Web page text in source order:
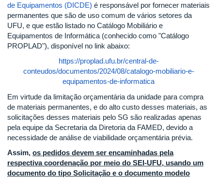
de Equipamentos (DICDE) é responsável por fornecer materiais
permanentes que são de uso comum de vários setores da
UFU, e que estão listado no Catálogo Mobiliário e
Equipamentos de Informática (conhecido como "Catálogo
PROPLAD"), disponível no link abaixo:
https://proplad.ufu.br/central-de-
conteudos/documentos/2024/08/catalogo-mobiliario-e-
equipamentos-de-informatica
Em virtude da limitação orçamentária da unidade para compra
de materiais permanentes, e do alto custo desses materiais, as
solicitações desses materiais pelo SG são realizadas apenas
pela equipe da Secretaria da Diretoria da FAMED, devido a
necessidade de análise de viabilidade orçamentária prévia.
Assim, os pedidos devem ser encaminhadas pela
respectiva coordenação por meio do SEI-UFU, usando um
documento do tipo Solicitação e o documento modelo